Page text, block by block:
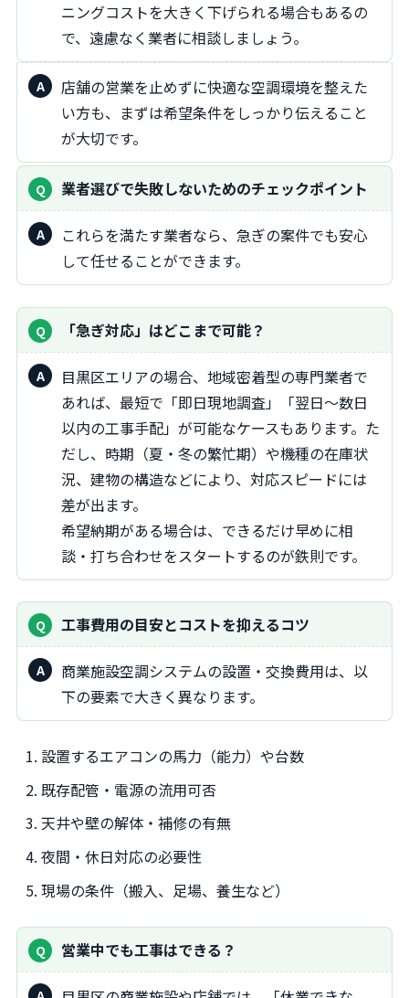
ニングコストを大きく下げられる場合もあるの
で、遠慮なく業者に相談しましょう。
店舗の営業を止めずに快適な空調環境を整えた
い方も、まずは希望条件をしっかり伝えること
が大切です。
業者選びで失敗しないためのチェックポイント
これらを満たす業者なら、急ぎの案件でも安心
して任せることができます。
「急ぎ対応」はどこまで可能？
目黒区エリアの場合、地域密着型の専門業者で
あれば、最短で「即日現地調査」「翌日〜数日
以内の工事手配」が可能なケースもあります。た
だし、時期（夏・冬の繁忙期）や機種の在庫状
況、建物の構造などにより、対応スピードには
差が出ます。
希望納期がある場合は、できるだけ早めに相
談・打ち合わせをスタートするのが鉄則です。
工事費用の目安とコストを抑えるコツ
商業施設空調システムの設置・交換費用は、以
下の要素で大きく異なります。
設置するエアコンの馬力（能力）や台数
既存配管・電源の流用可否
天井や壁の解体・補修の有無
夜間・休日対応の必要性
現場の条件（搬入、足場、養生など）
営業中でも工事はできる？